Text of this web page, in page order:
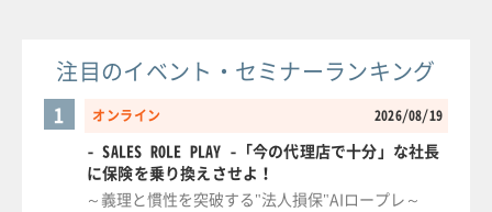
注目のイベント・セミナーランキング
オンライン 2026/08/19
1
- SALES ROLE PLAY -「今の代理店で十分」な社長
に保険を乗り換えさせよ！
～義理と慣性を突破する"法人損保"AIロープレ～